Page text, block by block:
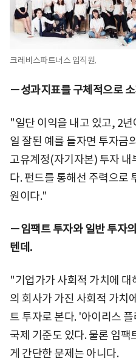
크레비스파트너스 임직원.
－성과지표를 구체적으로
"일단 이익을 내고 있고, 2
일 잘된 예를 들자면 투자금
고유계정(자기자본) 투자
다. 펀드를 통해선 주력으로
원이다."
－임팩트 투자와 일반 투자
텐데.
"기업가가 사회적 가치에
의 회사가 가진 사회적 가치
트 투자로 본다. '아이리스
국제 기준도 있다. 물론 임
게 간단한 문제는 아니다.